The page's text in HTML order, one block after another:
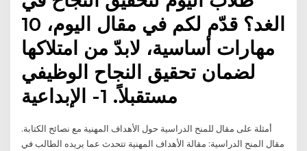
الغد؟ قدّم لكم في مقال اليوم، 10
مهارات أساسية، لابدّ من امتلاكها
لضمان تحقيق النجاح الوظيفي
مستقبلاً. 1- الإبداعية
أمثلة على مقال للمنح الدراسية حول الأهداف المهنية مع نصائح الكتابة.
مقال المنح الدراسية: مقالة الأهداف المهنية تتحدث عما يريده الطالب في